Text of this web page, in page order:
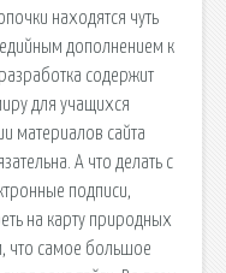
находятся чуть
дополнением к
содержит
для учащихся
материалов сайта
А что делать с
подписи,
на карту природных
что самое большое